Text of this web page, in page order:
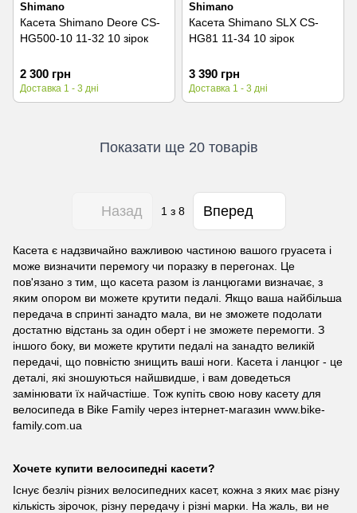
Shimano
Касета Shimano Deore CS-
HG500-10 11-32 10 зірок
2 300 грн
Доставка 1 - 3 дні
Shimano
Касета Shimano SLX CS-
HG81 11-34 10 зірок
3 390 грн
Доставка 1 - 3 дні
Показати ще 20 товарів
Назад 1 з 8 Вперед
Касета є надзвичайно важливою частиною вашого груасета і
може визначити перемогу чи поразку в перегонах. Це
пов'язано з тим, що касета разом із ланцюгами визначає, з
яким опором ви можете крутити педалі. Якщо ваша найбільша
передача в спринті занадто мала, ви не зможете подолати
достатню відстань за один оберт і не зможете перемогти. З
іншого боку, ви можете крутити педалі на занадто великій
передачі, що повністю знищить ваші ноги. Касета і ланцюг - це
деталі, які зношуються найшвидше, і вам доведеться
замінювати їх найчастіше. Тож купіть свою нову касету для
велосипеда в Bike Family через інтернет-магазин www.bike-
family.com.ua
Хочете купити велосипедні касети?
Існує безліч різних велосипедних касет, кожна з яких має різну
кількість зірочок, різну передачу і різні марки. На жаль, ви не